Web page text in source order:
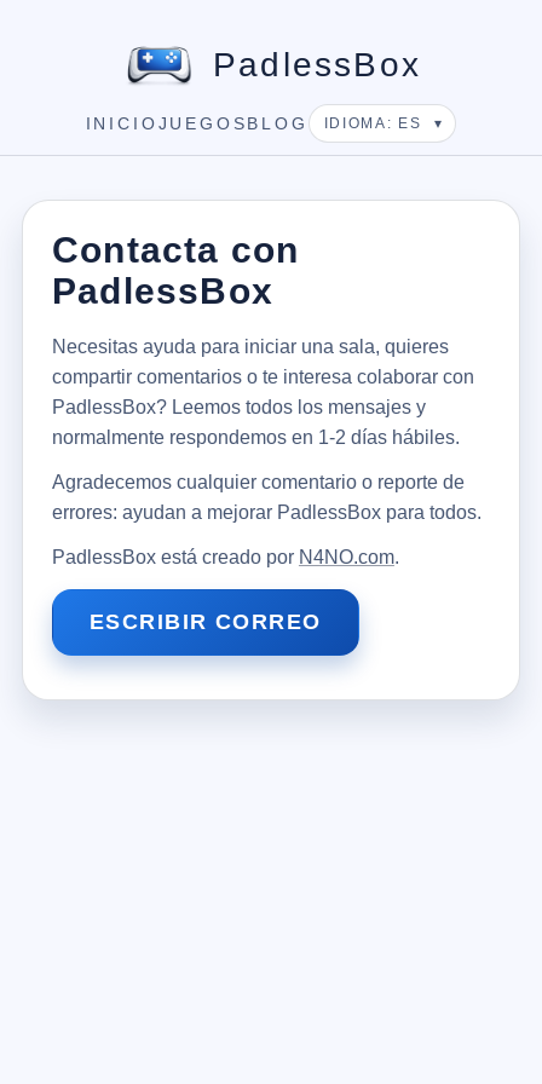
PadlessBox
INICIOJUEGOSBLOG IDIOMA: ES
Contacta con
PadlessBox
Necesitas ayuda para iniciar una sala, quieres
compartir comentarios o te interesa colaborar con
PadlessBox? Leemos todos los mensajes y
normalmente respondemos en 1-2 días hábiles.
Agradecemos cualquier comentario o reporte de
errores: ayudan a mejorar PadlessBox para todos.
PadlessBox está creado por N4NO.com.
ESCRIBIR CORREO